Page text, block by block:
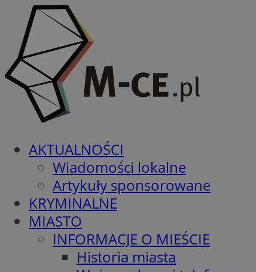
AKTUALNOŚCI
Wiadomości lokalne
Artykuły sponsorowane
KRYMINALNE
MIASTO
INFORMACJE O MIEŚCIE
Historia miasta